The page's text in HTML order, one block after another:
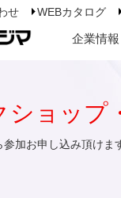
せ WEBカタログ
企業情報
ショップ
加お申し込み頂けま